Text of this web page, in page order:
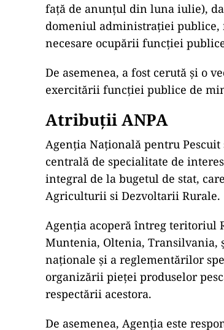
față de anunțul din luna iulie),
domeniul administrației publice,
necesare ocupării funcției
De asemenea, a fost cerută și o
exercitării funcției publice de
Atribuții ANPA
Agenţia Naţională pentru
centrală de specialitate de
integral de la bugetul de stat,
Agriculturii si Dezvoltarii Rurale.
Agenţia acoperă întreg teritoriul
Muntenia, Oltenia, Transilvania,
naţionale şi a reglementărilor
organizării pieţei produselor
respectării acestora.
De asemenea, Agenţia este